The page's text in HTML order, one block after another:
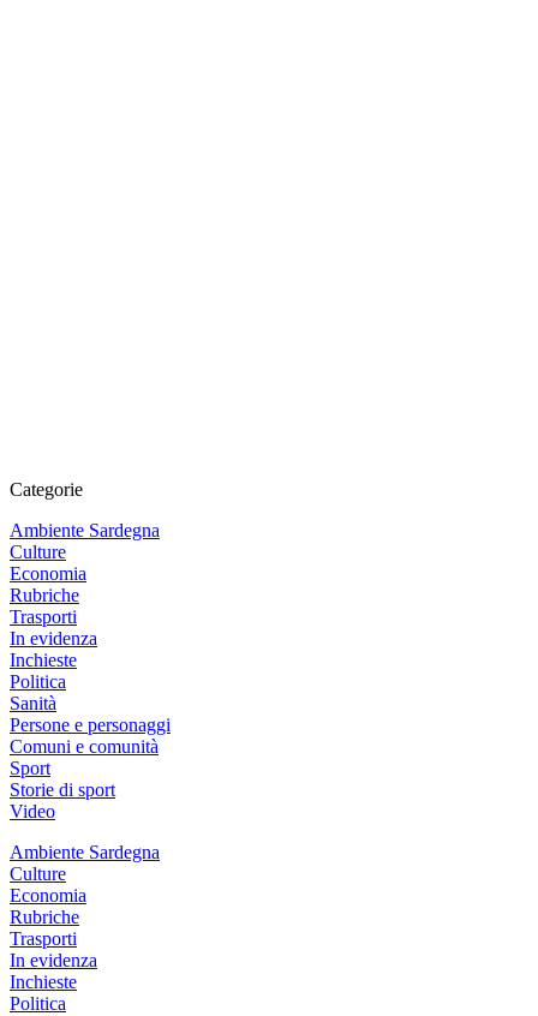
Categorie
Ambiente Sardegna
Culture
Economia
Rubriche
Trasporti
In evidenza
Inchieste
Politica
Sanità
Persone e personaggi
Comuni e comunità
Sport
Storie di sport
Video
Ambiente Sardegna
Culture
Economia
Rubriche
Trasporti
In evidenza
Inchieste
Politica